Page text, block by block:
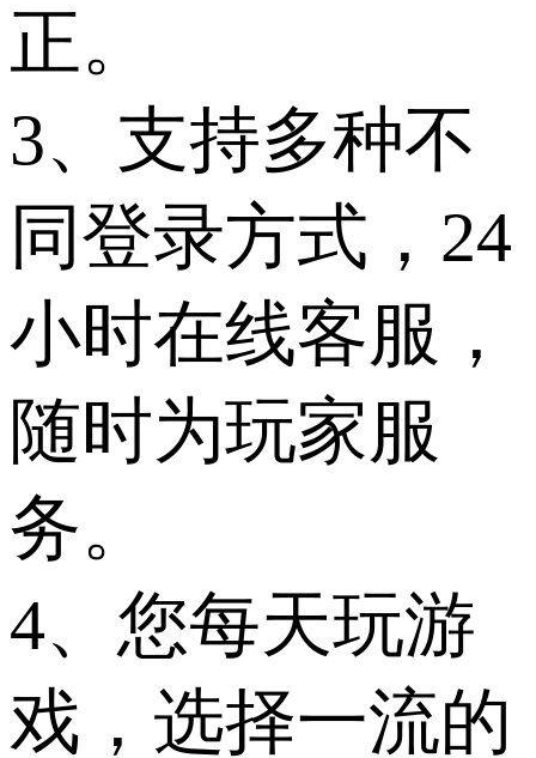
正。
3、支持多种不
同登录方式，24
小时在线客服，
随时为玩家服
务。
4、您每天玩游
戏，选择一流的